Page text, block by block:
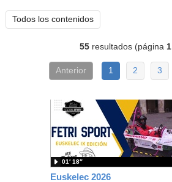
Todos los contenidos
55 resultados (página1
Anterior 1 2 3
Euskelec 2026
01′ 18″